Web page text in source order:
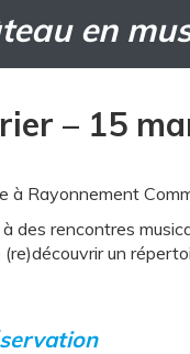
en
– 15
Rayonnement
des rencontres
un